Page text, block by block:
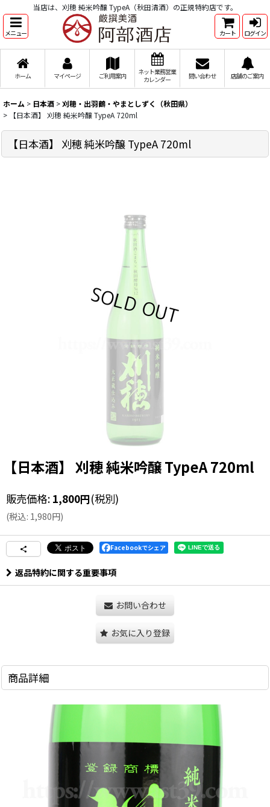
当店は、刈穂 純米吟醸 TypeA（秋田清酒）の正規特約店です。
メニュー カート ログイン
ホーム マイページ ご利用案内
ネット業務営業
カレンダー
問い合わせ 店舗のご案内
ホーム > 日本酒 >刈穂・出羽鶴・やまとしずく（秋田県）
>
【日本酒】 刈穂 純米吟醸 TypeA 720ml
【日本酒】 刈穂 純米吟醸 TypeA 720ml
【日本酒】 刈穂 純米吟醸 TypeA 720ml
販売価格: 1,800円(税別)
(税込: 1,980円)
Facebookでシェア
返品特約に関する重要事項
お問い合わせ
お気に入り登録
商品詳細